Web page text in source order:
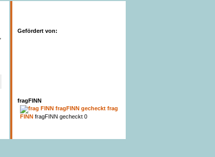
Gefördert von:
fragFINN
frag
FINN fragFINN gecheckt 0